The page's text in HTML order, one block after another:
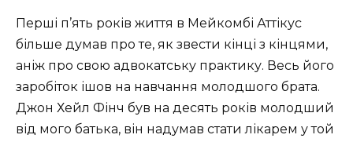
Перші п’ять років життя в Мейкомбі Аттікус
більше думав про те, як звести кінці з кінцями,
аніж про свою адвокатську практику. Весь його
заробіток ішов на навчання молодшого брата.
Джон Хейл Фінч був на десять років молодший
від мого батька, він надумав стати лікарем у той